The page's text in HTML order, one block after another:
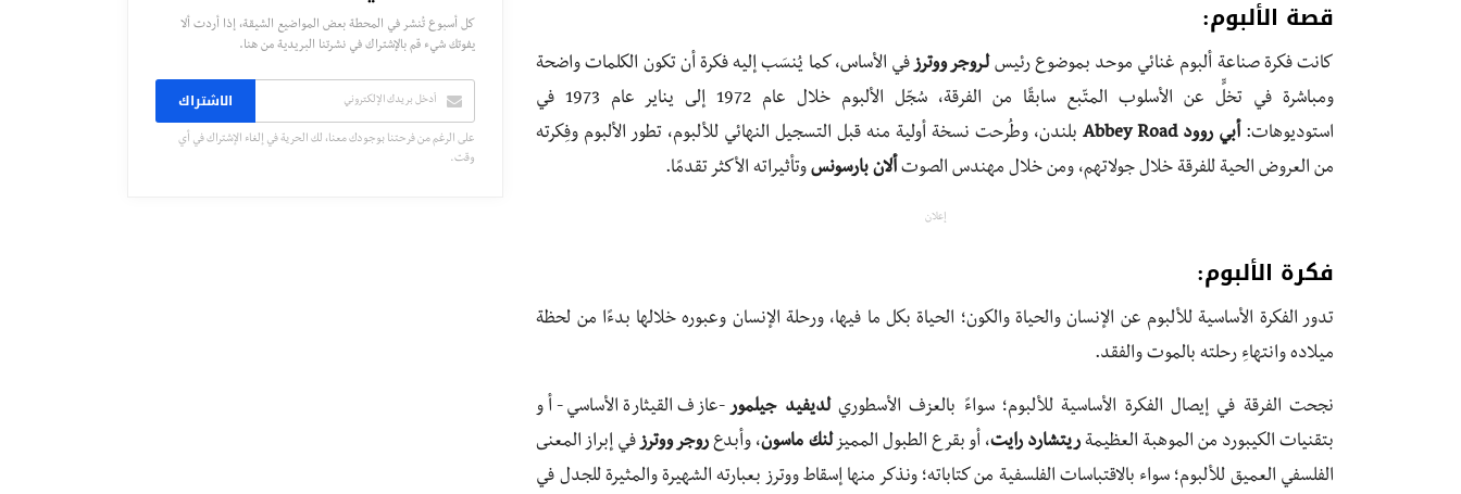
قصة الألبوم:
كانت فكرة صناعة ألبوم غنائي موحد بموضوع رئيس لـروجرووترز في الأساس، كما يُنسَب إليه فكرة أن تكون الكلمات واضحة
ومباشرة في تخلٍّ عن الأسلوب المتّبع سابقًا من الفرقة، سُجّل الألبوم خلال عام 1972 إلى يناير عام 1973 في
استوديوهات: أبي روود Abbey Road
بلندن، وطُرحت نسخة أولية منه قبل التسجيل النهائي للألبوم، تطور الألبوم وفِكرته
من العروض الحية للفرقة خلال جولاتهم، ومن خلال مهندس الصوت ألان بارسونس وتأثيراته الأكثر تقدمًا.
إعلان
فكرة الألبوم:
تدور الفكرة الأساسية للألبوم عن الإنسان والحياة والكون؛ الحياة بكل ما فيها، ورحلة الإنسان وعبوره خلالها بدءًا من لحظة
ميلاده وانتهاءِ رحلته بالموت والفقد.
نجحت الفرقة في إيصال الفكرة الأساسية للألبوم؛ سواءً بالعزف الأسطوريلديفيد جيلمور-عازف القيثارة الأساسي- أو
بتقنيات الكيبورد من الموهبة العظيمةريتشارد رايت، أو بقرع الطبول المميزلنك ماسون، وأبدع روجر ووترزفي إبراز المعنى
الفلسفي العميق للألبوم؛ سواء بالاقتباسات الفلسفية من كتاباته؛ ونذكر منها إسقاط ووترز بعبارته الشهيرة والمثيرة للجدل في
كل أسبوع تُنشر في المحطة بعض المواضيع الشيقة، إذا أردت ألا
يفوتك شيء قم بالإشتراك في نشرتنا البريدية من هنا.
الاشتراك
على الرغم من فرحتنا بوجودك معنا، لك الحرية في إلغاء الإشتراك في أي
وقت.